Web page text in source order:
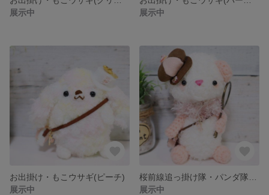
展示中
展示中
お出掛け・もこウサギ(ピーチ)
展示中
展示中